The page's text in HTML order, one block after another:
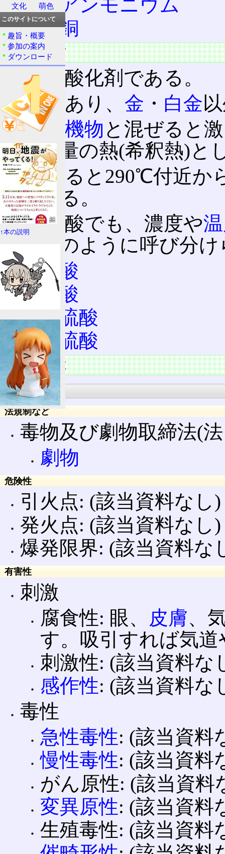
硫酸アンモニウム
硫酸銅
物質の性質
強力な酸化剤である。
強酸であり、 金 ・ 白金
水や有機物 と混ぜると
化を多量の熱(希釈熱)と
加熱すると290℃付近か
はじめる。
同じ硫酸でも、濃度や
る。次のように呼び分
希硫酸
濃硫酸
熱濃硫酸
発煙硫酸
物質の特徴
安全性
法規制など
毒物及び劇物取締法(
劇物
危険性
引火点: (該当資料なし)
発火点: (該当資料なし)
爆発限界: (該当資料な
有害性
刺激
腐食性: 眼、
皮膚、
す。吸引すれば気
刺激性: (該当資料な
感作性: (該当資料な
毒性
急性毒性: (該当資料
慢性毒性: (該当資料
がん原性: (該当資料
変異原性: (該当資料
生殖毒性: (該当資料
文化
萌色
このサイトについて
趣旨・概要
参加の案内
ダウンロード
↑本の説明